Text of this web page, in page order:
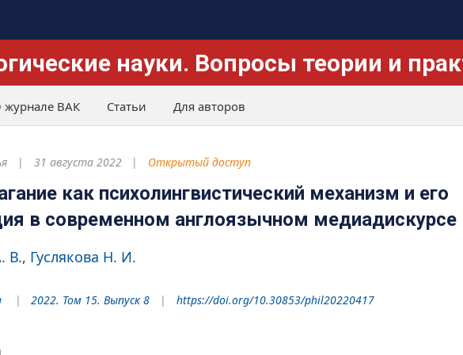
науки. Вопросы теории и
журнале ВАК Статьи Для авторов
31 августа 2022 Открытый доступ
как психолингвистический механизм и его
в современном англоязычном медиадискурсе
В. Гуслякова Н. И.
2022. Том 15. Выпуск 8 https://doi.org/10.30853/phil20220417